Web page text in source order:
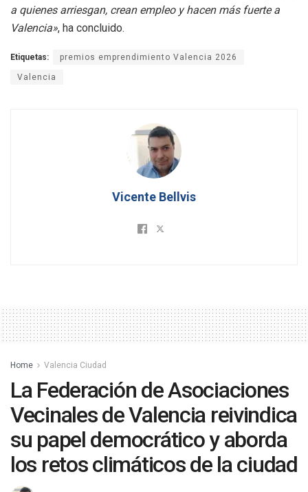
a quienes arriesgan, crean empleo y hacen más fuerte a
Valencia», ha concluido.
Etiquetas: premios emprendimiento Valencia 2026
Valencia
Vicente Bellvis
Home Valencia Ciudad
La Federación de Asociaciones
Vecinales de Valencia reivindica
su papel democrático y aborda
los retos climáticos de la ciudad